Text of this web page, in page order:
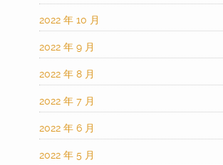
2022 年 10 月
2022 年 9 月
2022 年 8 月
2022 年 7 月
2022 年 6 月
2022 年 5 月